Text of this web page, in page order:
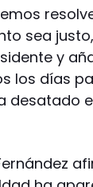
sea
y
los días
desatado